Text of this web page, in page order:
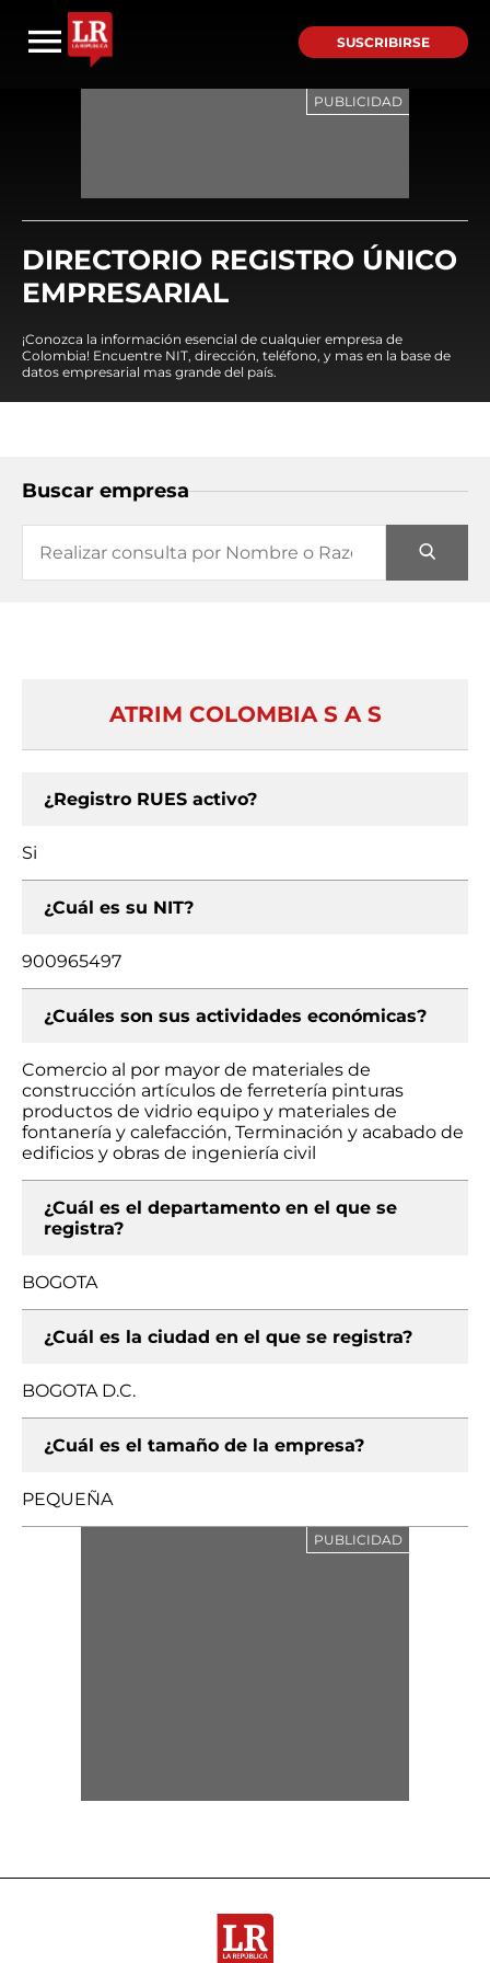
SUSCRIBIRSE
DIRECTORIO REGISTRO ÚNICO
EMPRESARIAL
¡Conozca la información esencial de cualquier empresa de
Colombia! Encuentre NIT, dirección, teléfono, y mas en la base de
datos empresarial mas grande del país.
Buscar empresa
ATRIM COLOMBIA S A S
¿Registro RUES activo?
Si
¿Cuál es su NIT?
900965497
¿Cuáles son sus actividades económicas?
Comercio al por mayor de materiales de
construcción artículos de ferretería pinturas
productos de vidrio equipo y materiales de
fontanería y calefacción, Terminación y acabado de
edificios y obras de ingeniería civil
¿Cuál es el departamento en el que se
registra?
BOGOTA
¿Cuál es la ciudad en el que se registra?
BOGOTA D.C.
¿Cuál es el tamaño de la empresa?
PEQUEÑA